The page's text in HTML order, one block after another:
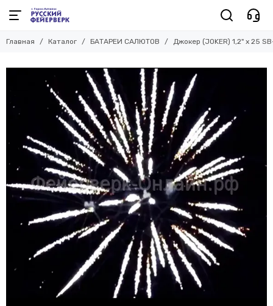
Главная Каталог БАТАРЕИ САЛЮТОВ Джокер (JOKER) 1,2" х 25